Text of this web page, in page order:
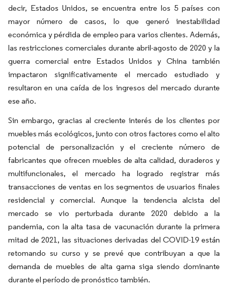
decir, Estados Unidos, se encuentra entre los 5 países con
mayor número de casos, lo que generó inestabilidad
económica y pérdida de empleo para varios clientes. Además,
las restricciones comerciales durante abril-agosto de 2020 y la
guerra comercial entre Estados Unidos y China también
impactaron significativamente el mercado estudiado y
resultaron en una caída de los ingresos del mercado durante
ese año.
Sin embargo, gracias al creciente interés de los clientes por
muebles más ecológicos, junto con otros factores como el alto
potencial de personalización y el creciente número de
fabricantes que ofrecen muebles de alta calidad, duraderos y
multifuncionales, el mercado ha logrado registrar más
transacciones de ventas en los segmentos de usuarios finales
residencial y comercial. Aunque la tendencia alcista del
mercado se vio perturbada durante 2020 debido a la
pandemia, con la alta tasa de vacunación durante la primera
mitad de 2021, las situaciones derivadas del COVID-19 están
retomando su curso y se prevé que contribuyan a que la
demanda de muebles de alta gama siga siendo dominante
durante el período de pronóstico también.